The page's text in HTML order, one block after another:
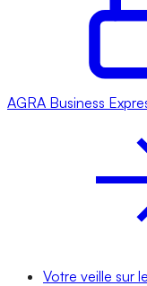
AGRA Business
Votre veille sur